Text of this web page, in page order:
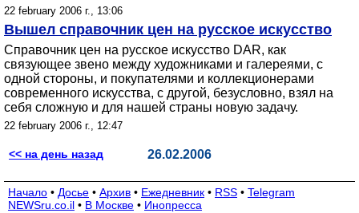
22 february 2006 г., 13:06
Вышел справочник цен на русское искусство
Справочник цен на русское искусство DAR, как
связующее звено между художниками и галереями, с
одной стороны, и покупателями и коллекционерами
современного искусства, с другой, безусловно, взял на
себя сложную и для нашей страны новую задачу.
22 february 2006 г., 12:47
<< на день назад 26.02.2006
Начало • Досье • Архив • Ежедневник • RSS • Telegram
NEWSru.co.il • В Москве • Инопресса